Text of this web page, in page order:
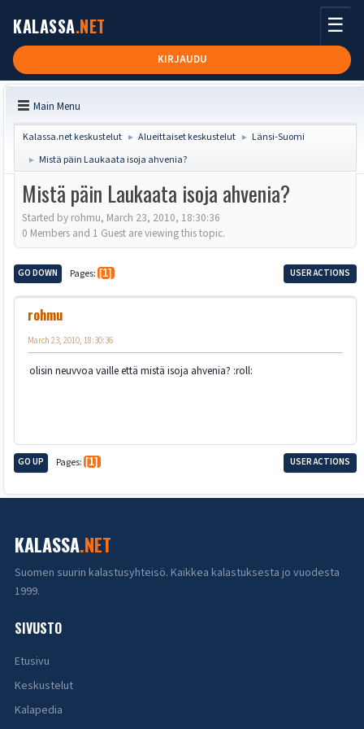
KALASSA.NET
KIRJAUDU
☰
Main Menu
Kalassa.net keskustelut ► Alueittaiset keskustelut ► Länsi-Suomi
► Mistä päin Laukaata isoja ahvenia?
Mistä päin Laukaata isoja ahvenia?
Started by rohmu, March 23, 2010, 18:30:36
0 Members and 1 Guest are viewing this topic.
GO DOWN Pages 1 USER ACTIONS
rohmu
March 23, 2010, 18:30:36
olisin neuvvoa vaille että mistä isoja ahvenia? :roll:
GO UP Pages 1 USER ACTIONS
KALASSA.NET
Suomen suurin kalastusyhteisö. Kaikkea kalastuksesta jo vuodesta
1999.
SIVUSTO
Etusivu
Keskustelut
Kalapedia